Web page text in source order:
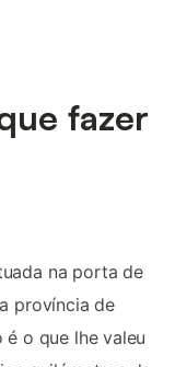
fazer
na porta de
província de
é o que lhe valeu